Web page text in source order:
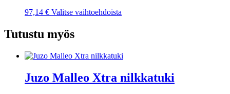
97,14 € Valitse vaihtoehdoista
Voit
valinnat
tuotteen
Tutustu myös
Juzo Malleo Xtra nilkkatuki